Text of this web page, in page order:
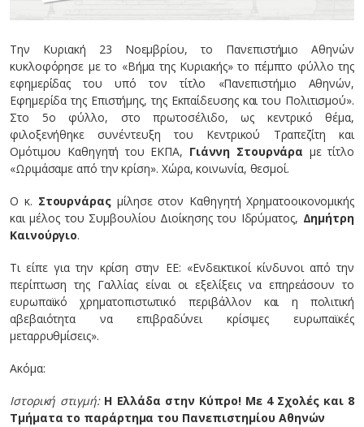
Την Κυριακή 23 Νοεμβρίου, το Πανεπιστήμιο Αθηνών
κυκλοφόρησε με το «Βήμα της Κυριακής» το πέμπτο φύλλο της
εφημερίδας του υπό τον τίτλο «Πανεπιστήμιο Αθηνών,
Εφημερίδα της Επιστήμης, της Εκπαίδευσης και του Πολιτισμού».
Στο 5ο φύλλο, στο πρωτοσέλιδο, ως κεντρικό θέμα,
φιλοξενήθηκε συνέντευξη του Κεντρικού Τραπεζίτη και
Ομότιμου Καθηγητή του ΕΚΠΑ, Γιάννη Στουρνάρα με τίτλο
«Ωριμάσαμε από την κρίση». Χώρα, κοινωνία, θεσμοί.
Ο κ. Στουρνάραςμίλησε στον Καθηγητή Χρηματοοικονομικής
και μέλος του Συμβουλίου Διοίκησης του Ιδρύματος, Δημήτρη
Καινούργιο.
Τι είπε για την κρίση στην ΕΕ: «Ενδεικτικοί κίνδυνοι από την
περίπτωση της Γαλλίας είναι οι εξελίξεις να επηρεάσουν το
ευρωπαϊκό χρηματοπιστωτικό περιβάλλον και η πολιτική
αβεβαιότητα να επιβραδύνει κρίσιμες ευρωπαϊκές
μεταρρυθμίσεις».
Ακόμα:
Ιστορική στιγμή: Η Ελλάδα στην Κύπρο! Με 4 Σχολές και 8
Τμήματα το παράρτημα του Πανεπιστημίου Αθηνών